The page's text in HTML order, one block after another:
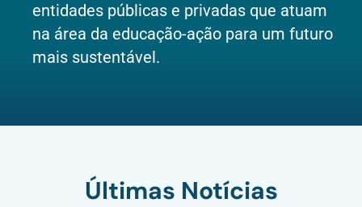
entidades públicas e privadas que atuam
na área da educação-ação para um futuro
mais sustentável.
Últimas Notícias